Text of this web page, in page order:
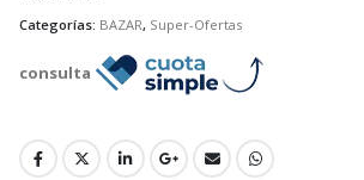
Categorías: BAZAR, Super-Ofertas
consulta